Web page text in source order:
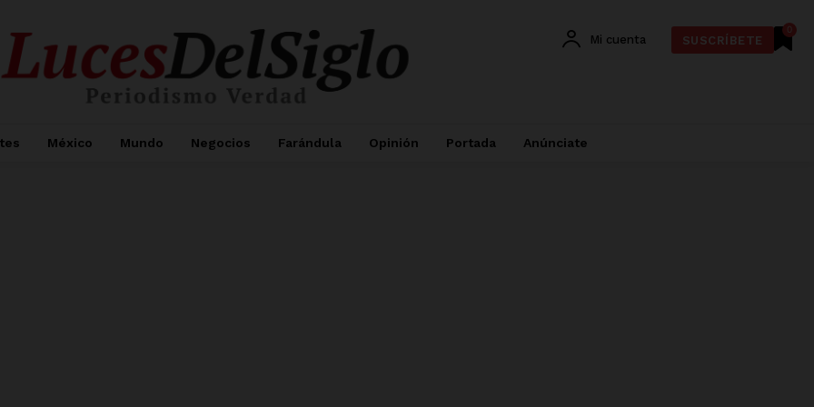
0
Mi cuenta SUSCRÍBETE
México Mundo Negocios Farándula Opinión Portada Anúnciate